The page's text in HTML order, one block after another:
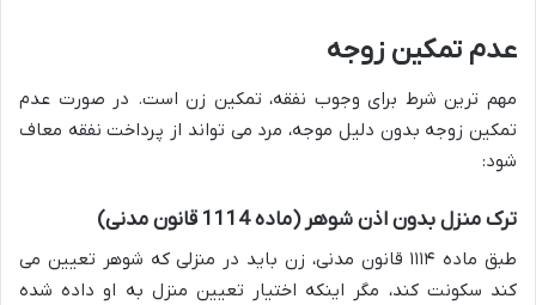
عدم تمکین زوجه
مهم ترین شرط برای وجوب نفقه، تمکین زن است. در صورت عدم
تمکین زوجه بدون دلیل موجه، مرد می تواند از پرداخت نفقه معاف
شود:
ترک منزل بدون اذن شوهر (ماده 1114 قانون مدنی)
طبق ماده ۱۱۱۴ قانون مدنی، زن باید در منزلی که شوهر تعیین می
کند سکونت کند، مگر اینکه اختیار تعیین منزل به او داده شده